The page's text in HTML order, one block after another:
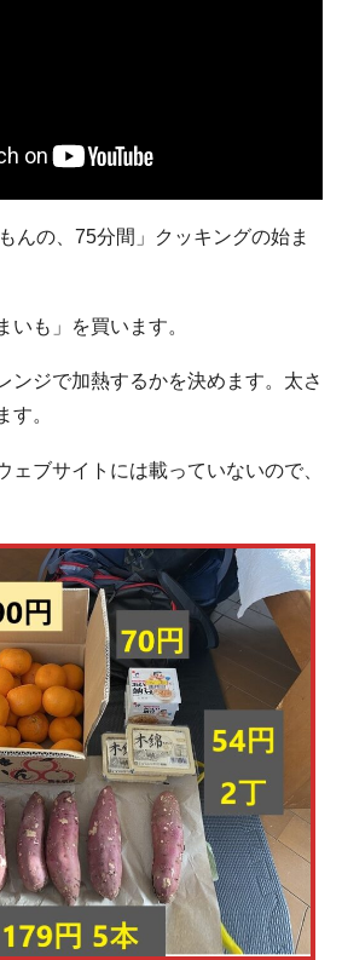
んの、75分間」クッキングの始ま
いも」を買います。
ンジで加熱するかを決めます。太さ
す。
ェブサイトには載っていないので、